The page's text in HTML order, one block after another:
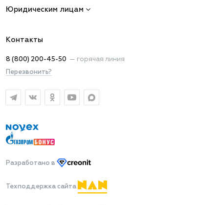
Юридическим лицам
Контакты
8 (800) 200-45-50 — горячая линия
Перезвонить?
Разработано в
Техподдержка сайта